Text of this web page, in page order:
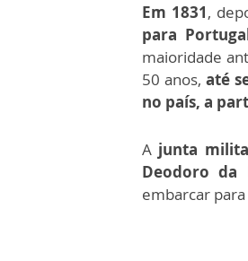
Em 1831,
para
maioridade
50 anos, até
no país, a
A junta
Deodoro da
embarcar